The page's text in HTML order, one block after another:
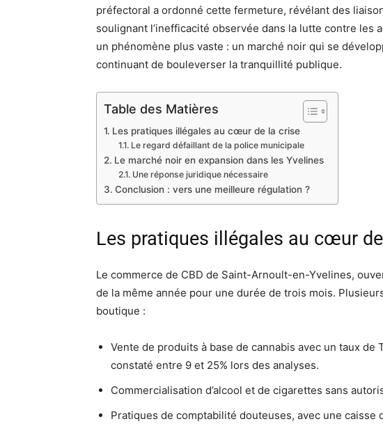
préfectoral a ordonné cette fermeture, révélant des
soulignant l’inefficacité observée dans la lutte contre les
un phénomène plus vaste : un marché noir qui se
continuant de bouleverser la tranquillité publique.
Table des Matières
Les pratiques illégales au cœur de la crise
Le regard défaillant de la police municipale
Le marché noir en expansion dans les Yvelines
Une réponse juridique nécessaire
Conclusion : vers une meilleure régulation ?
Les pratiques illégales au cœur
Le commerce de CBD de Saint-Arnoult-en-Yvelines,
de la même année pour une durée de trois mois.
boutique :
Vente de produits à base de cannabis avec un taux de
constaté entre 9 et 25% lors des analyses.
Commercialisation d’alcool et de cigarettes sans
Pratiques de comptabilité douteuses, avec une